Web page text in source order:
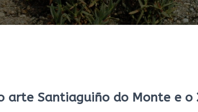
arte Santiaguiño do Monte e o